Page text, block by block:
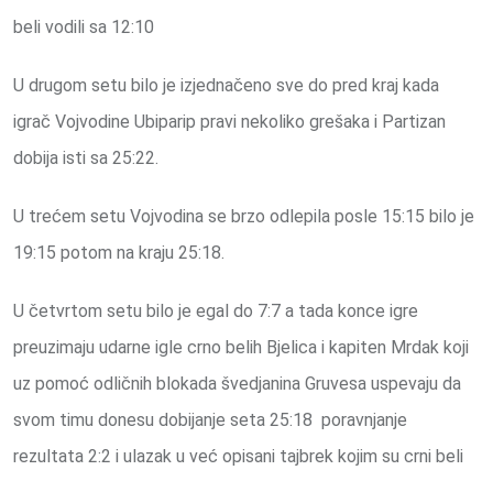
beli vodili sa 12:10
U drugom setu bilo je izjednačeno sve do pred kraj kada
igrač Vojvodine Ubiparip pravi nekoliko grešaka i Partizan
dobija isti sa 25:22.
U trećem setu Vojvodina se brzo odlepila posle 15:15 bilo je
19:15 potom na kraju 25:18.
U četvrtom setu bilo je egal do 7:7 a tada konce igre
preuzimaju udarne igle crno belih Bjelica i kapiten Mrdak koji
uz pomoć odličnih blokada švedjanina Gruvesa uspevaju da
svom timu donesu dobijanje seta 25:18 poravnjanje
rezultata 2:2 i ulazak u već opisani tajbrek kojim su crni beli